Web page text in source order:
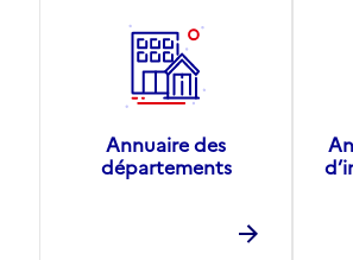
Annuaire des
départements